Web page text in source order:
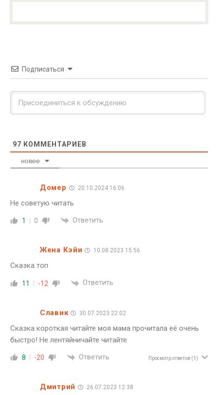
Подписаться
97 КОММЕНТАРИЕВ
новее
Домер 20.10.2024 16:06
Не советую читать
1 0 Ответить
Жена Кэйи 10.08.2023 15:56
Сказка топ
11 -12 Ответить
Славик 30.07.2023 22:02
Сказка короткая читайте моя мама прочитала её очень
быстро! Не лентяйничайте читайте
8 -20 Ответить Просмотр ответов (1)
Дмитрий 26.07.2023 12:38